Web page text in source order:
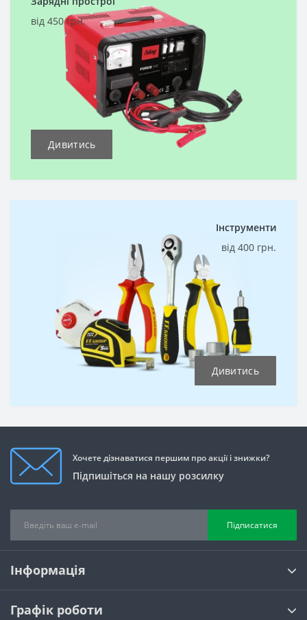
від 450 грн.
Дивитись
Інструменти
від 400 грн.
Дивитись
Хочете дізнаватися першим про акції і знижки?
Підпишіться на нашу розсилку
Підписатися
Інформація
Графік роботи